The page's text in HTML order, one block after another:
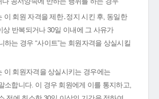
이 회원 자격을 제한․정지 시킨 후, 동일한
상 반복되거나 30일 이내에 그 사유가
하는 경우 “사이트”는 회원자격을 상실시킬
이 회원자격을 상실시키는 경우에는
소합니다. 이 경우 회원에게 이를 통지하고,